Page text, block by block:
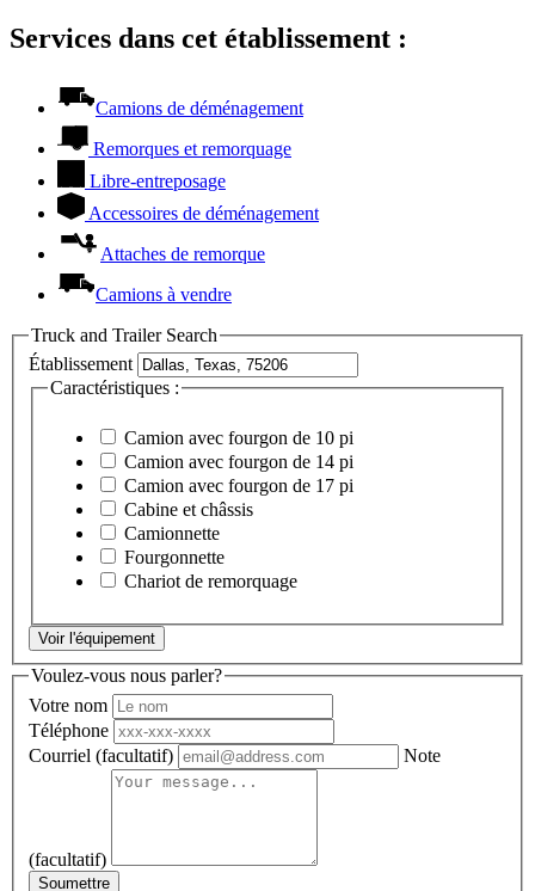
Services dans cet établissement :
Camions de déménagement
Remorques et remorquage
Libre-entreposage
Accessoires de déménagement
Attaches de remorque
Camions à vendre
Truck and Trailer Search
Établissement
Caractéristiques :
Camion avec fourgon de 10 pi
Camion avec fourgon de 14 pi
Camion avec fourgon de 17 pi
Cabine et châssis
Camionnette
Fourgonnette
Chariot de remorquage
Voir l'équipement
Voulez-vous nous parler?
Votre nom
Téléphone
Courriel (facultatif) Note
(facultatif)
Soumettre